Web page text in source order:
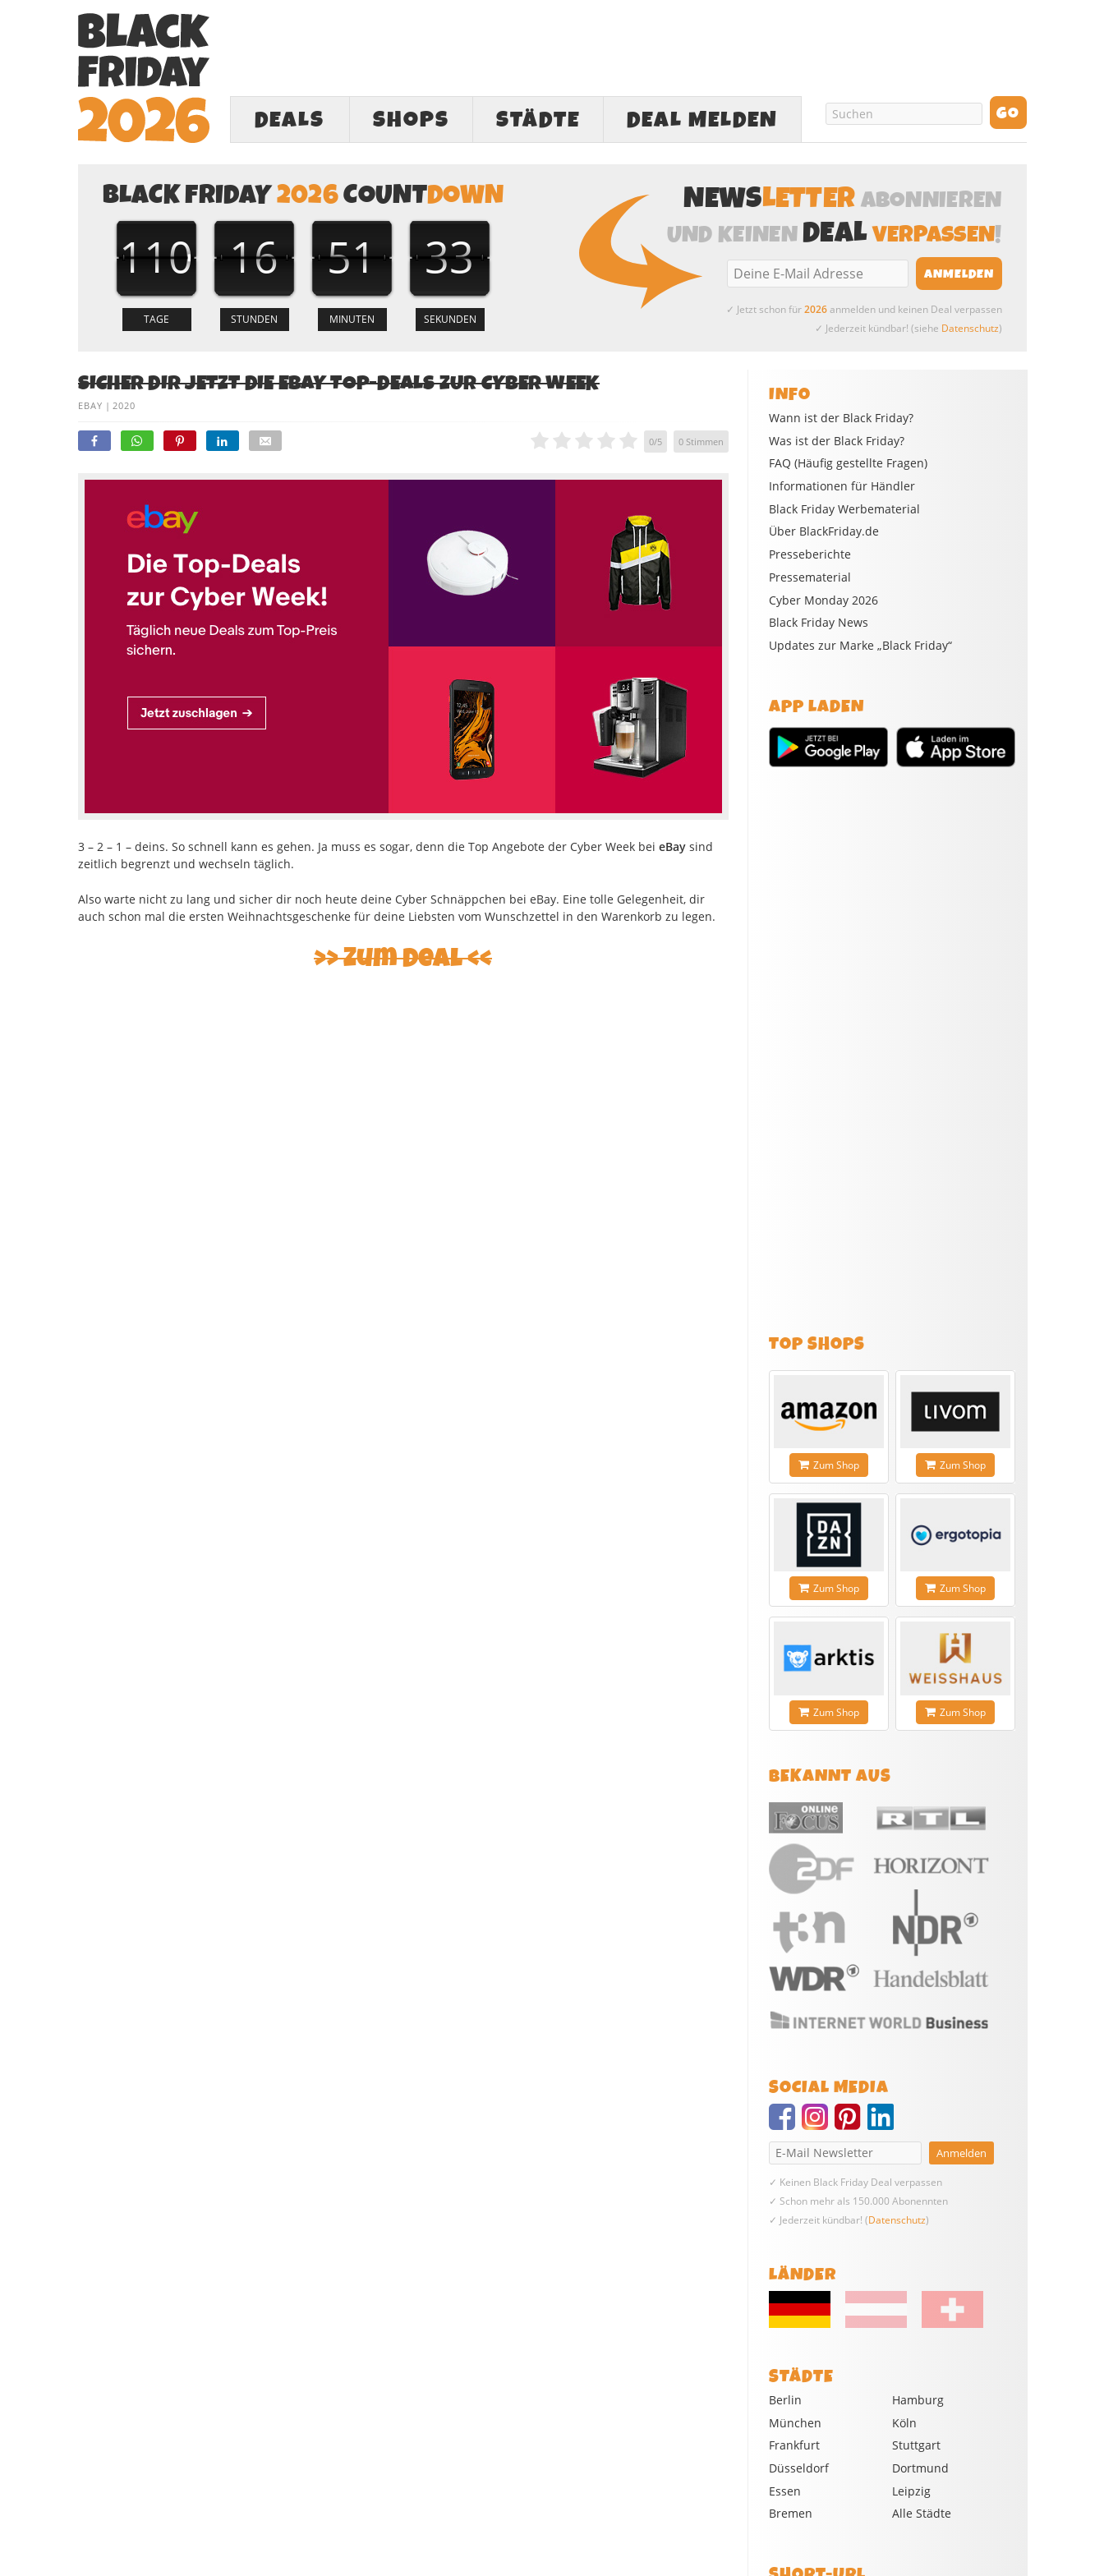
DEALS SHOPS STÄDTE DEAL MELDEN
BLACK FRIDAY2026COUNTDOWN
110 16 51 32
NEWSLETTERABONNIEREN
UND KEINENDEALVERPASSEN!
✓ Jetzt schon für2026anmelden und keinen Deal verpassen
✓ Jederzeit kündbar! (siehe Datenschutz)
SICHER DIR JETZT DIE EBAY TOP-DEALS ZUR CYBER WEEK
EBAY | 2020
0/5 0Stimmen
3 – 2 – 1 – deins. So schnell kann es gehen. Ja muss es sogar, denn die Top Angebote der Cyber Week bei eBaysind
zeitlich begrenzt und wechseln täglich.
Also warte nicht zu lang und sicher dir noch heute deine Cyber Schnäppchen bei eBay. Eine tolle Gelegenheit, dir
auch schon mal die ersten Weihnachtsgeschenke für deine Liebsten vom Wunschzettel in den Warenkorb zu legen.
Zum Deal
INFO
Wann ist der Black Friday?
Was ist der Black Friday?
FAQ (Häufig gestellte Fragen)
Informationen für Händler
Black Friday Werbematerial
Über BlackFriday.de
Presseberichte
Pressematerial
Cyber Monday 2026
Black Friday News
Updates zur Marke „Black Friday“
APP LADEN
TOP SHOPS
Zum Shop Zum Shop
Zum Shop Zum Shop
Zum Shop Zum Shop
BEKANNT AUS
SOCIAL MEDIA
✓ Keinen Black Friday Deal verpassen
✓ Schon mehr als 150.000 Abonennten
✓ Jederzeit kündbar! (Datenschutz)
LÄNDER
STÄDTE
Berlin
Hamburg
München
Köln
Frankfurt
Stuttgart
Düsseldorf
Dortmund
Essen
Leipzig
Bremen
Alle Städte